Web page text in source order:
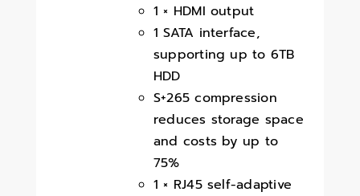
1 × HDMI output
1 SATA interface,
supporting up to 6TB
HDD
S+265 compression
reduces storage space
and costs by up to
75%
1 × RJ45 self-adaptive